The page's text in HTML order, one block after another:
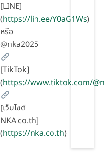
[LINE]
(https://lin.ee/Y0aG1Ws)
หรือ
@nka2025
[TikTok]
(https://www.tiktok.com/
[เว็บไซต์
NKA.co.th]
(https://nka.co.th)